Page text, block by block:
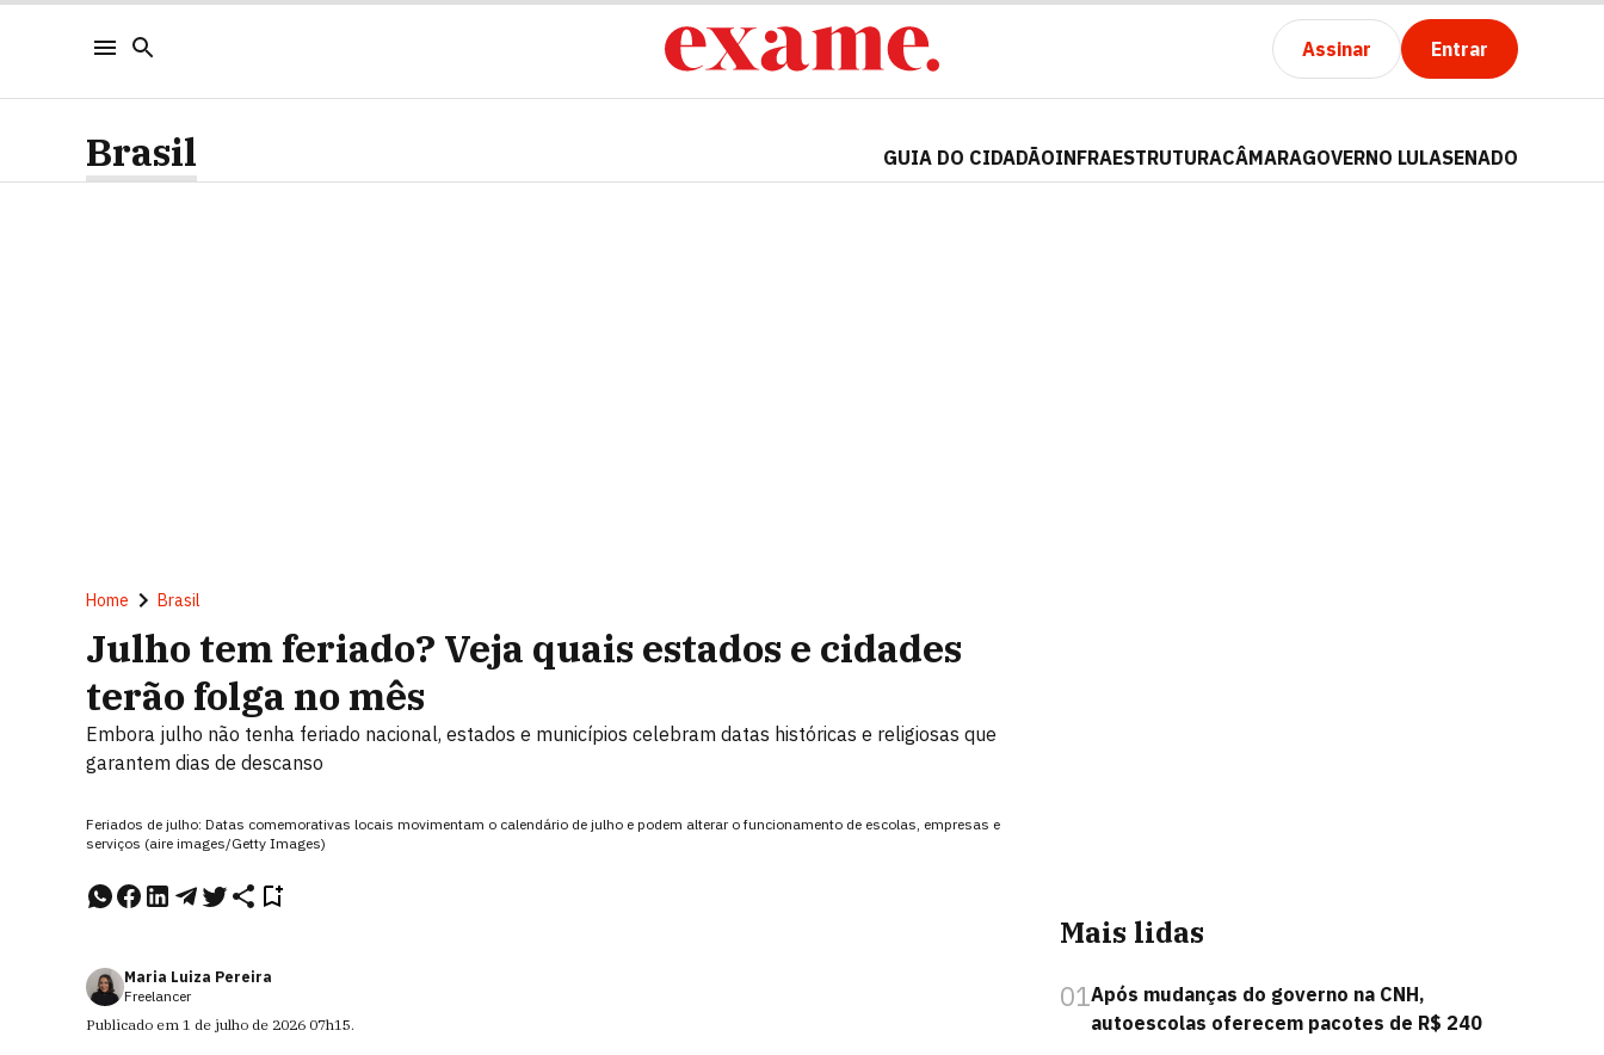
Assinar Entrar
Brasil GUIA DO CIDADÃOINFRAESTRUTURACÂMARAGOVERNO LULASENADO
Home Brasil
Julho tem feriado? Veja quais estados e cidades
terão folga no mês
Embora julho não tenha feriado nacional, estados e municípios celebram datas históricas e religiosas que
garantem dias de descanso
Feriados de julho: Datas comemorativas locais movimentam o calendário de julho e podem alterar o funcionamento de escolas, empresas e
serviços (aire images/Getty Images)
Maria Luiza Pereira
Freelancer
Publicado em 1 de julho de 2026 07h15.
Mais lidas
01Após mudanças do governo na CNH,
autoescolas oferecem pacotes de R$ 240